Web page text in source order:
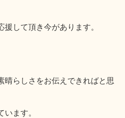
して頂き今があります。
晴らしさをお伝えできればと思
ます。